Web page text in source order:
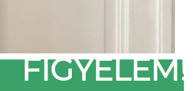
FIGYELEM!